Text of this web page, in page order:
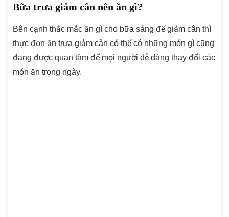
Bữa trưa giảm cân nên ăn gì?
Bên cạnh thắc mắc ăn gì cho bữa sáng để giảm cân thì
thực đơn ăn trưa giảm cân có thể có những món gì cũng
đang được quan tâm để mọi người dễ dàng thay đổi các
món ăn trong ngày.